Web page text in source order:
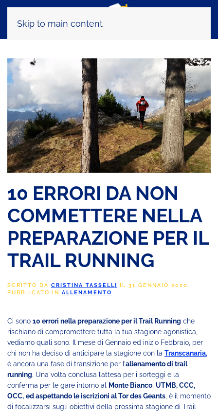
Skip to main content
10 ERRORI DA NON
COMMETTERE NELLA
PREPARAZIONE PER IL
TRAIL RUNNING
SCRITTO DA CRISTINA TASSELLI IL 31 GENNAIO 2020.
PUBBLICATO IN ALLENAMENTO.
Ci sono 10 errori nella preparazione per il Trail Running che
rischiano di compromettere tutta la tua stagione agonistica,
vediamo quali sono. Il mese di Gennaio ed inizio Febbraio, per
chi non ha deciso di anticipare la stagione con la Transcanaria,
è ancora una fase di transizione per l’allenamento di trail
running. Una volta conclusa l’attesa per i sorteggi e la
conferma per le gare intorno al
Monte Bianco UTMB, CCC,
OCC, ed aspettando le iscrizioni al Tor des Geants , è il momento
di focalizzarsi sugli obiettivi della prossima stagione di Trail